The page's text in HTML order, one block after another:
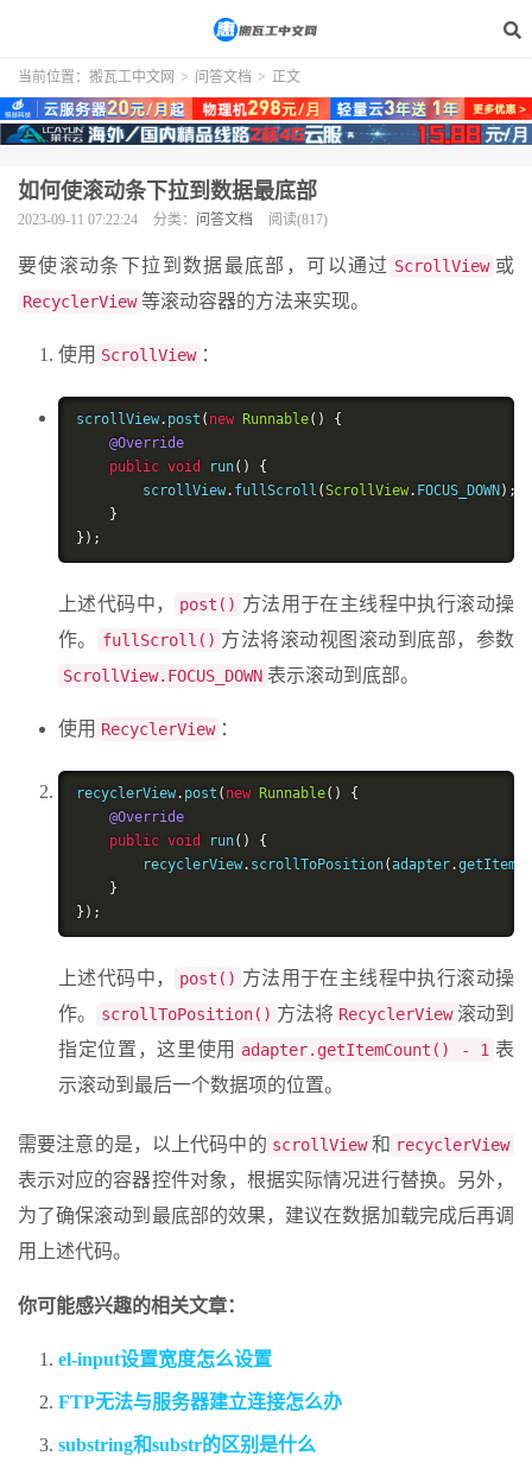
当前位置： 搬瓦工中文网 > 问答文档 > 正文
如何使滚动条下拉到数据最底部
2023-09-11 07:22:24 分类： 问答文档 阅读(817)
要使滚动条下拉到数据最底部，可以通过 ScrollView 或
RecyclerView 等滚动容器的方法来实现。
使用 ScrollView ：
scrollView. post ( new Runnable()
{
@Override
public void run()
{
        scrollView
. fullScroll (ScrollView. FOCUS_DOWN );
}
});
上述代码中， post() 方法用于在主线程中执行滚动操
作。
fullScroll() 方法将滚动视图滚动到底部，参数
ScrollView.FOCUS_DOWN 表示滚动到底部。
使用 RecyclerView ：
recyclerView. post ( new Runnable()
{
@Override
public void run()
{
        recyclerView
. scrollToPosition(adapter.
}
});
上述代码中， post() 方法用于在主线程中执行滚动操
作。
scrollToPosition() 方法将 RecyclerView 滚动到
指定位置，这里使用 adapter.getItemCount() - 1 表
示滚动到最后一个数据项的位置。
需要注意的是，以上代码中的 scrollView 和 recyclerView
表示对应的容器控件对象，根据实际情况进行替换。另外，
为了确保滚动到最底部的效果，建议在数据加载完成后再调
用上述代码。
你可能感兴趣的相关文章：
el-input设置宽度怎么设置
FTP无法与服务器建立连接怎么办
substring和substr的区别是什么